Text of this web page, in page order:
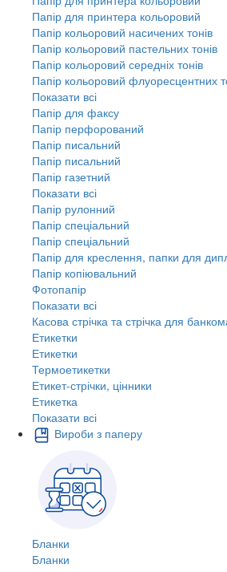
Папір для принтера кольоровий
Папір кольоровий насичених тонів
Папір кольоровий пастельних тонів
Папір кольоровий середніх тонів
Папір кольоровий флуоресцентних
Показати всі
Папір для факсу
Папір перфорований
Папір писальний
Папір писальний
Папір газетний
Показати всі
Папір рулонний
Папір спеціальний
Папір спеціальний
Папір для креслення, папки для
Папір копіювальний
Фотопапір
Показати всі
Касова стрічка та стрічка для
Етикетки
Етикетки
Термоетикетки
Етикет-стрічки, цінники
Етикетка
Показати всі
Вироби з паперу
Бланки
Бланки